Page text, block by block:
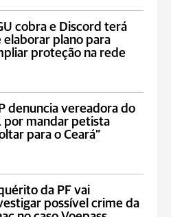
cobra e Discord terá
elaborar plano para
proteção na rede
denuncia vereadora do
por mandar petista
para o Ceará”
da PF vai
possível crime da